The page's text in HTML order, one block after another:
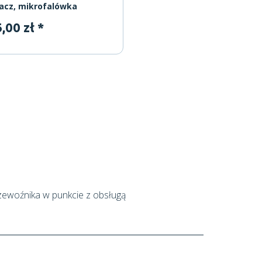
mikrofalówka
zł *
w punkcie z obsługą